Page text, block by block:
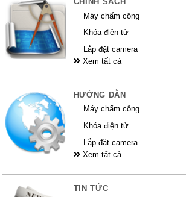
Máy chấm công
Khóa điện tử
Lắp đặt camera
Xem tất cả
HƯỚNG DẪN
Máy chấm công
Khóa điện tử
Lắp đặt camera
Xem tất cả
TIN TỨC